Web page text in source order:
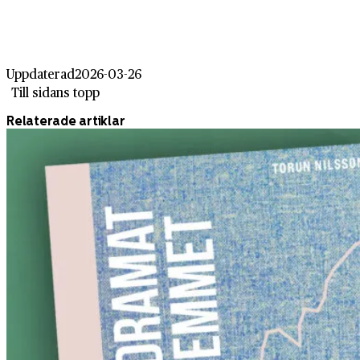
Uppdaterad2026-03-26
Till sidans topp
Relaterade artiklar